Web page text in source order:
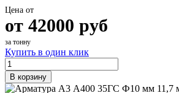
Цена от
от 42000 руб
за тонну
Купить в один клик
В корзину